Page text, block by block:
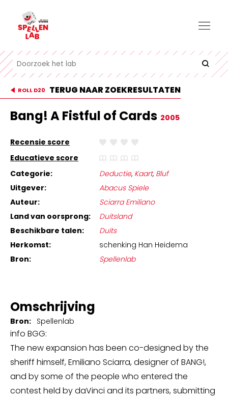
ROLL D20 TERUG NAAR ZOEKRESULTATEN
Bang! A Fistful of Cards 2005
Recensie score
Educatieve score
Categorie:
Deductie, Kaart, Bluf
Uitgever:
Abacus Spiele
Auteur:
Sciarra Emiliano
Land van oorsprong:
Duitsland
Beschikbare talen:
Duits
Herkomst:
schenking Han Heidema
Bron:
Spellenlab
Omschrijving
Bron: Spellenlab
info BGG:
The new expansion has been co-designed by the
sheriff himself, Emiliano Sciarra, designer of BANG!,
and by some of the people who entered the
contest held by daVinci and its partners, submitting